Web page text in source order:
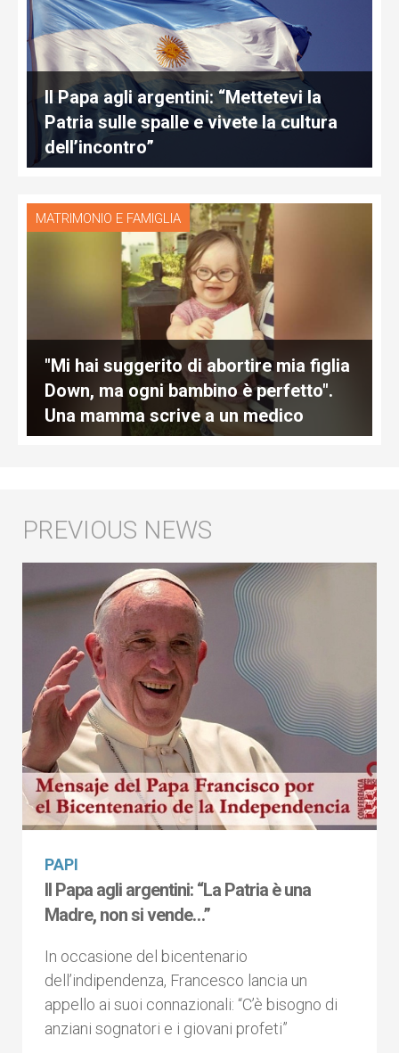
Il Papa agli argentini: “Mettetevi la
Patria sulle spalle e vivete la cultura
dell’incontro”
MATRIMONIO E FAMIGLIA
"Mi hai suggerito di abortire mia figlia
Down, ma ogni bambino è perfetto".
Una mamma scrive a un medico
PAPI
Il Papa agli argentini: “La Patria è una
Madre, non si vende…”
In occasione del bicentenario
dell’indipendenza, Francesco lancia un
appello ai suoi connazionali: “C’è bisogno di
anziani sognatori e i giovani profeti”